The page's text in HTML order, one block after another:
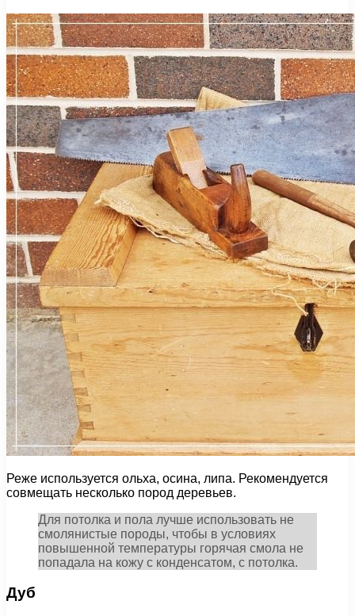
Реже используется ольха, осина, липа. Рекомендуется
совмещать несколько пород деревьев.
Для потолка и пола лучше использовать не
смолянистые породы, чтобы в условиях
повышенной температуры горячая смола не
попадала на кожу с конденсатом, с потолка.
Дуб